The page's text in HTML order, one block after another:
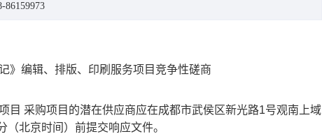
86159973
》编辑、排版、印刷服务项目竞争性磋商
目 采购项目的潜在供应商应在成都市武侯区新光路1号观南上域
北京时间）前提交响应文件。